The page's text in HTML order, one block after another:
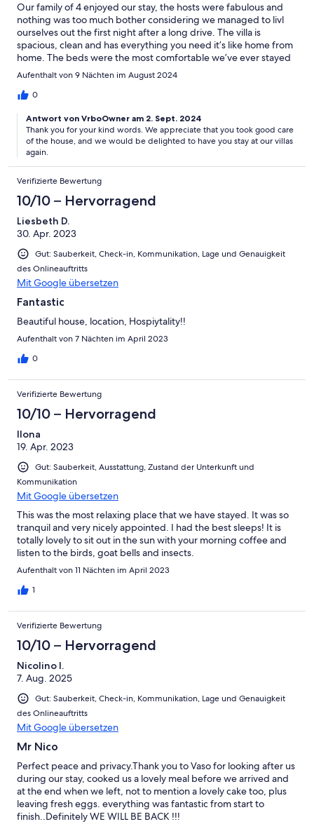
Our family of 4 enjoyed our stay, the hosts were fabulous and
nothing was too much bother considering we managed to livl
ourselves out the first night after a long drive. The villa is
spacious, clean and has everything you need it’s like home from
home. The beds were the most comfortable we’ve ever stayed
in.
Aufenthalt von 9 Nächten im August 2024
0
Antwort von VrboOwner am 2. Sept. 2024
Thank you for your kind words. We appreciate that you took good care
of the house, and we would be delighted to have you stay at our villas
again.
Verifizierte Bewertung
10/10 – Hervorragend
Liesbeth D.
30. Apr. 2023
Gut: Sauberkeit, Check-in, Kommunikation, Lage und Genauigkeit
des Onlineauftritts
Mit Google übersetzen
Fantastic
Beautiful house, location, Hospiytality!!
Aufenthalt von 7 Nächten im April 2023
0
Verifizierte Bewertung
10/10 – Hervorragend
Ilona
19. Apr. 2023
Gut: Sauberkeit, Ausstattung, Zustand der Unterkunft und
Kommunikation
Mit Google übersetzen
This was the most relaxing place that we have stayed. It was so
tranquil and very nicely appointed. I had the best sleeps! It is
totally lovely to sit out in the sun with your morning coffee and
listen to the birds, goat bells and insects.
Aufenthalt von 11 Nächten im April 2023
1
Verifizierte Bewertung
10/10 – Hervorragend
Nicolino I.
7. Aug. 2025
Gut: Sauberkeit, Check-in, Kommunikation, Lage und Genauigkeit
des Onlineauftritts
Mit Google übersetzen
Mr Nico
Perfect peace and privacy.Thank you to Vaso for looking after us
during our stay, cooked us a lovely meal before we arrived and
at the end when we left, not to mention a lovely cake too, plus
leaving fresh eggs. everything was fantastic from start to
finish..Definitely WE WILL BE BACK !!!